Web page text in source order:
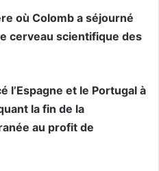
où Colomb a séjourné
cerveau scientifique des
l’Espagne et le Portugal à
la fin de la
au profit de